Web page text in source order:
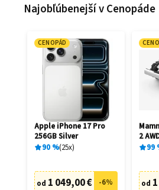
Najobľúbenejší v Cenopáde
CENOPÁD
Apple iPhone 17 Pro
256GB Silver
90 % 25x
od 1 049,00 € -6%
2
99
od